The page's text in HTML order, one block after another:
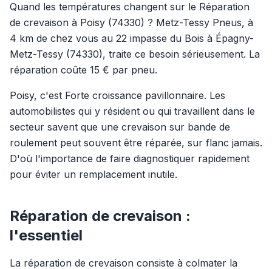
Quand les températures changent sur le Réparation
de crevaison à Poisy (74330) ? Metz-Tessy Pneus, à
4 km de chez vous au 22 impasse du Bois à Épagny-
Metz-Tessy (74330), traite ce besoin sérieusement. La
réparation coûte 15 € par pneu.
Poisy, c'est Forte croissance pavillonnaire. Les
automobilistes qui y résident ou qui travaillent dans le
secteur savent que une crevaison sur bande de
roulement peut souvent être réparée, sur flanc jamais.
D'où l'importance de faire diagnostiquer rapidement
pour éviter un remplacement inutile.
Réparation de crevaison :
l'essentiel
La réparation de crevaison consiste à colmater la